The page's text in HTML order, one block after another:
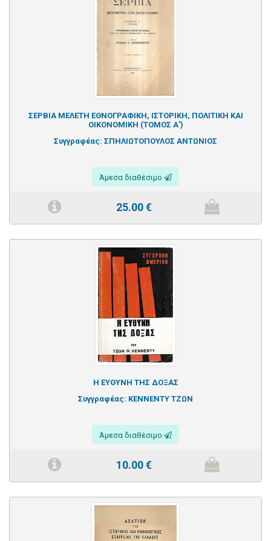
ΣΕΡΒΙΑ ΜΕΛΕΤΗ ΕΘΝΟΓΡΑΦΙΚΗ, ΙΣΤΟΡΙΚΗ, ΠΟΛΙΤΙΚΗ ΚΑΙ
ΟΙΚΟΝΟΜΙΚΗ (ΤΟΜΟΣ Α')
Συγγραφέας: ΣΠΗΛΙΩΤΟΠΟΥΛΟΣ ΑΝΤΩΝΙΟΣ
Άμεσα διαθέσιμο
25.00€
Η ΕΥΘΥΝΗ ΤΗΣ ΔΟΞΑΣ
Συγγραφέας: ΚΕΝΝΕΝΤΥ ΤΖΩΝ
Άμεσα διαθέσιμο
10.00€